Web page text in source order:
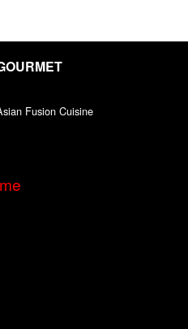
Fusion Cuisine